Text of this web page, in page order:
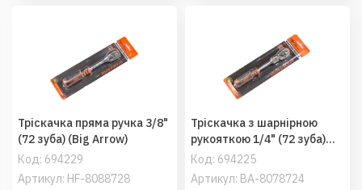
Код: 694229
Артикул: HF-8088728
Тріскачка пряма ручка 3/8"
(72 зуба) (Big Arrow)
Код: 694225
Артикул: BA-8078724
Тріскачка з шарнірною
рукояткою 1/4" (72 зуба)
(Big Arrow)